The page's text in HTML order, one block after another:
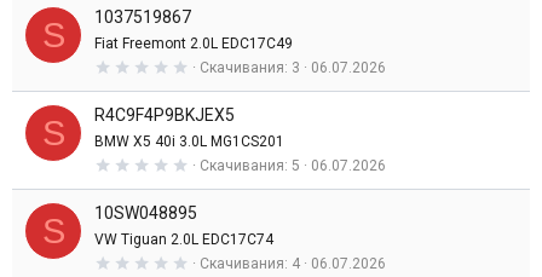
д
0
з
в
е
з
д
S 1037519867
Fiat Freemont 2.0L EDC17C49
0
0
з
в
е
з
д
Скачивания 3 06.07.2026
S R4C9F4P9BKJEX5
BMW X5 40i 3.0L MG1CS201
0
0
з
в
е
Скачивания 5 06.07.2026
S 10SW048895
VW Tiguan 2.0L EDC17C74
0 Скачивания 4 06.07.2026